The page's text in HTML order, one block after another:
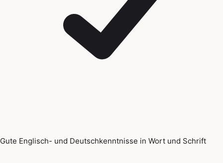
Gute Englisch- und Deutschkenntnisse in Wort und Schrift